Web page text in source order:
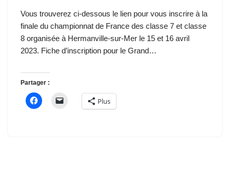
Vous trouverez ci-dessous le lien pour vous inscrire à la
finale du championnat de France des classe 7 et classe
8 organisée à Hermanville-sur-Mer le 15 et 16 avril
2023. Fiche d’inscription pour le Grand…
Partager :
Plus